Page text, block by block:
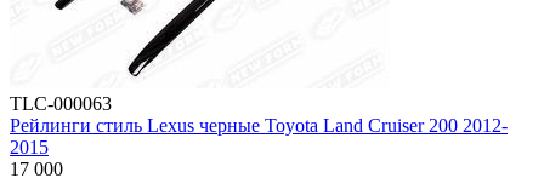
TLC-000063
Рейлинги стиль Lexus черные Toyota Land Cruiser 200 2012-
2015
17 000